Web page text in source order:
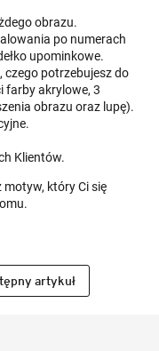
obrazu.
po numerach
upominkowe.
czego potrzebujesz do
farby akrylowe, 3
obrazu oraz lupę).
Klientów.
motyw, który Ci się
artykuł